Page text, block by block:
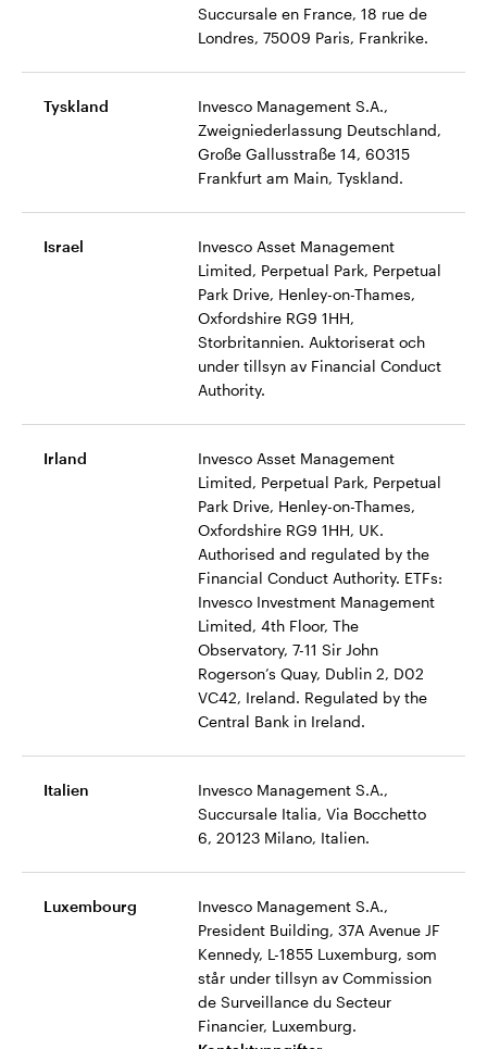
Succursale en France, 18 rue de
Londres, 75009 Paris, Frankrike.
Tyskland
Invesco Management S.A.,
Zweigniederlassung Deutschland,
Große Gallusstraße 14, 60315
Frankfurt am Main, Tyskland.
Israel
Invesco Asset Management
Limited, Perpetual Park, Perpetual
Park Drive, Henley-on-Thames,
Oxfordshire RG9 1HH,
Storbritannien. Auktoriserat och
under tillsyn av Financial Conduct
Authority.
Irland
Invesco Asset Management
Limited, Perpetual Park, Perpetual
Park Drive, Henley-on-Thames,
Oxfordshire RG9 1HH, UK.
Authorised and regulated by the
Financial Conduct Authority. ETFs:
Invesco Investment Management
Limited, 4th Floor, The
Observatory, 7-11 Sir John
Rogerson’s Quay, Dublin 2, D02
VC42, Ireland. Regulated by the
Central Bank in Ireland.
Italien
Invesco Management S.A.,
Succursale Italia, Via Bocchetto
6, 20123 Milano, Italien.
Luxembourg
Invesco Management S.A.,
President Building, 37A Avenue JF
Kennedy, L-1855 Luxemburg, som
står under tillsyn av Commission
de Surveillance du Secteur
Financier, Luxemburg.